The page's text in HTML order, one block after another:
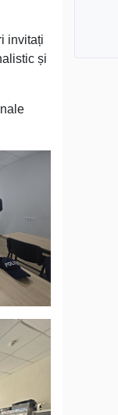
invitați
și